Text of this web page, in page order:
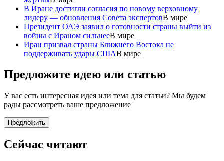
В Иране достигли согласия по новому верховному
лидеру — обновления Совета экспертовВ мире
Президент ОАЭ заявил о готовности страны выйти из
войны с Ираном сильнееВ мире
Иран призвал страны Ближнего Востока не
поддерживать удары СШАВ мире
Предложите идею или статью
У вас есть интересная идея или тема для статьи? Мы будем
рады рассмотреть ваше предложение
Предложить
Сейчас читают